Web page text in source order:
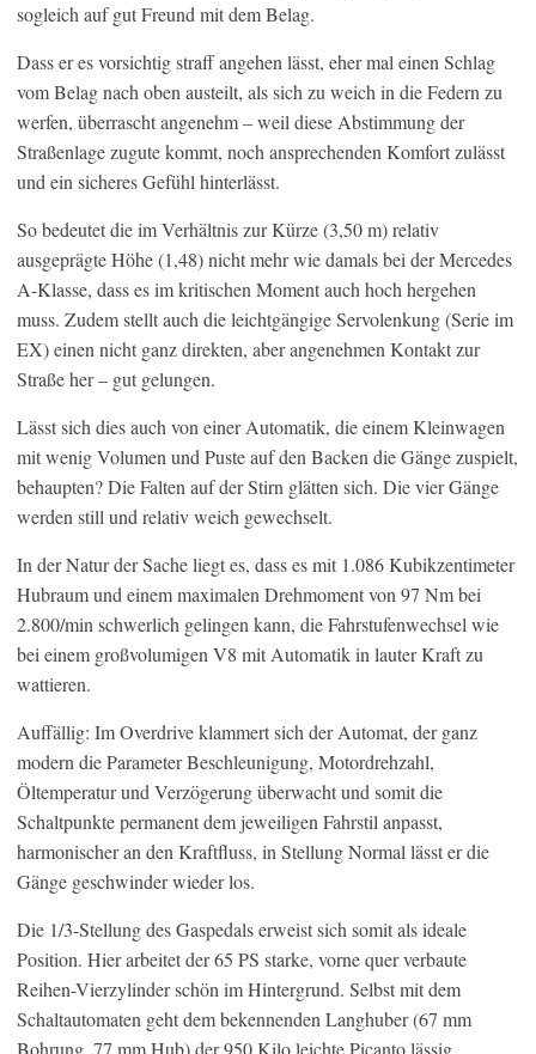
sogleich auf gut Freund mit dem Belag.
Dass er es vorsichtig straff angehen lässt, eher mal einen Schlag
vom Belag nach oben austeilt, als sich zu weich in die Federn zu
werfen, überrascht angenehm – weil diese Abstimmung der
Straßenlage zugute kommt, noch ansprechenden Komfort zulässt
und ein sicheres Gefühl hinterlässt.
So bedeutet die im Verhältnis zur Kürze (3,50 m) relativ
ausgeprägte Höhe (1,48) nicht mehr wie damals bei der Mercedes
A-Klasse, dass es im kritischen Moment auch hoch hergehen
muss. Zudem stellt auch die leichtgängige Servolenkung (Serie im
EX) einen nicht ganz direkten, aber angenehmen Kontakt zur
Straße her – gut gelungen.
Lässt sich dies auch von einer Automatik, die einem Kleinwagen
mit wenig Volumen und Puste auf den Backen die Gänge zuspielt,
behaupten? Die Falten auf der Stirn glätten sich. Die vier Gänge
werden still und relativ weich gewechselt.
In der Natur der Sache liegt es, dass es mit 1.086 Kubikzentimeter
Hubraum und einem maximalen Drehmoment von 97 Nm bei
2.800/min schwerlich gelingen kann, die Fahrstufenwechsel wie
bei einem großvolumigen V8 mit Automatik in lauter Kraft zu
wattieren.
Auffällig: Im Overdrive klammert sich der Automat, der ganz
modern die Parameter Beschleunigung, Motordrehzahl,
Öltemperatur und Verzögerung überwacht und somit die
Schaltpunkte permanent dem jeweiligen Fahrstil anpasst,
harmonischer an den Kraftfluss, in Stellung Normal lässt er die
Gänge geschwinder wieder los.
Die 1/3-Stellung des Gaspedals erweist sich somit als ideale
Position. Hier arbeitet der 65 PS starke, vorne quer verbaute
Reihen-Vierzylinder schön im Hintergrund. Selbst mit dem
Schaltautomaten geht dem bekennenden Langhuber (67 mm
Bohrung, 77 mm Hub) der 950 Kilo leichte Picanto lässig,